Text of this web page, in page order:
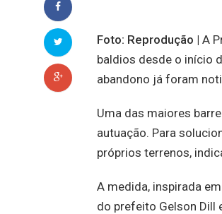
Foto: Reprodução | A
baldios desde o início
abandono já foram
Uma das maiores
autuação. Para
próprios terrenos,
A medida, inspirada
do prefeito Gelson Dill